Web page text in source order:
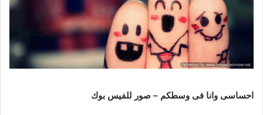
احساسى وانا فى وسطكم – صور للفيس بوك